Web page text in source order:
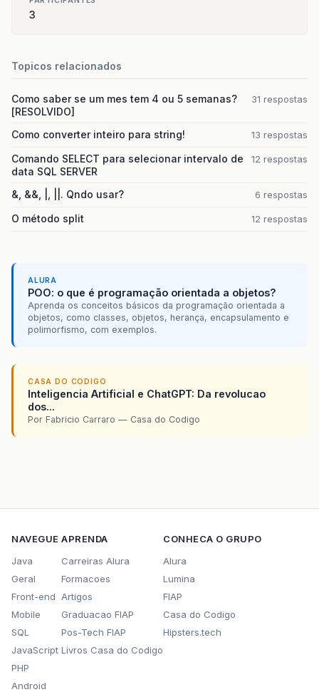
3
Topicos relacionados
Como saber se um mes tem 4 ou 5 semanas?
[RESOLVIDO]
31 respostas
Como converter inteiro para string! 13 respostas
Comando SELECT para selecionar intervalo de
data SQL SERVER
12 respostas
&, &&, |, ||. Qndo usar? 6 respostas
O método split 12 respostas
ALURA
POO: o que é programação orientada a objetos?
Aprenda os conceitos básicos da programação orientada a
objetos, como classes, objetos, herança, encapsulamento e
polimorfismo, com exemplos.
CASA DO CODIGO
Inteligencia Artificial e ChatGPT: Da revolucao
dos...
Por Fabricio Carraro — Casa do Codigo
NAVEGUE
Java
Geral
Front-end
Mobile
SQL
JavaScript
PHP
Android
APRENDA
Carreiras Alura
Formacoes
Artigos
Graduacao FIAP
Pos-Tech FIAP
Livros Casa do Codigo
CONHECA O GRUPO
Alura
Lumina
FIAP
Casa do Codigo
Hipsters.tech